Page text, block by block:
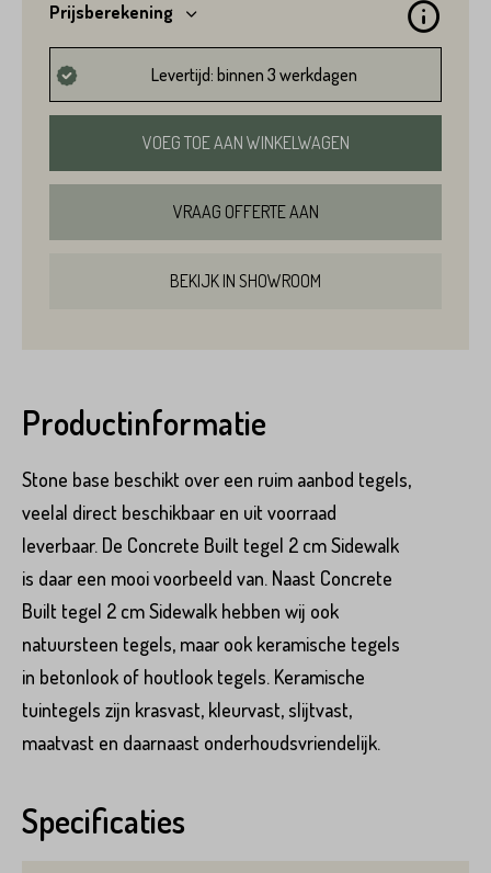
Prijsberekening
Levertijd: binnen 3 werkdagen
VOEG TOE AAN WINKELWAGEN
VRAAG OFFERTE AAN
BEKIJK IN SHOWROOM
Productinformatie
Stone base beschikt over een ruim aanbod tegels,
veelal direct beschikbaar en uit voorraad
leverbaar. De Concrete Built tegel 2 cm Sidewalk
is daar een mooi voorbeeld van. Naast Concrete
Built tegel 2 cm Sidewalk hebben wij ook
natuursteen tegels, maar ook keramische tegels
in betonlook of houtlook tegels. Keramische
tuintegels zijn krasvast, kleurvast, slijtvast,
maatvast en daarnaast onderhoudsvriendelijk.
Specificaties
Product*
Variant*
Voornaam*
Voornaam*
Emailadres*